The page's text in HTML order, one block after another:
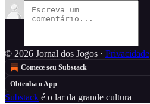
© 2026 Jornal dos Jogos · Privacidade
Comece seu Substack
Obtenha o App
Substack é o lar da grande cultura